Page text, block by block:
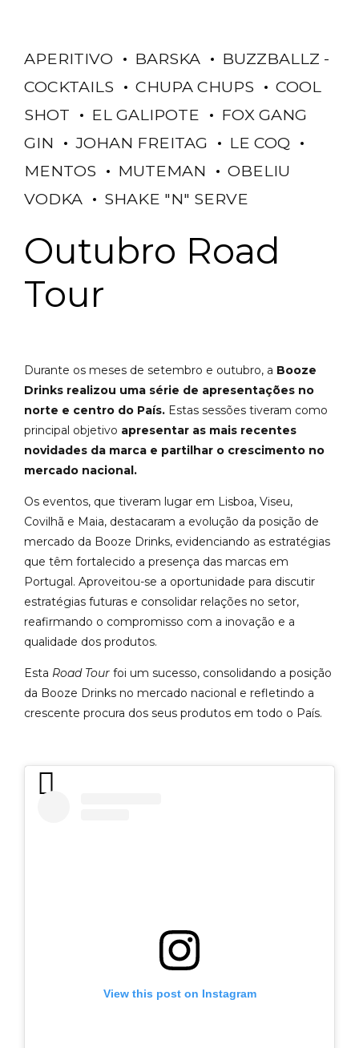
APERITIVO BARSKA
BUZZBALLZ -
COCKTAILS
CHUPA CHUPS
COOL
SHOT
EL GALIPOTE
FOX GANG
GIN
JOHAN FREITAG
LE COQ
MENTOS
MUTEMAN
OBELIU
VODKA
SHAKE "N" SERVE
Outubro Road
Tour
Durante os meses de setembro e outubro, a Booze
Drinks realizou uma série de apresentações no
norte e centro do País. Estas sessões tiveram como
principal objetivo apresentar as mais recentes
novidades da marca e partilhar o crescimento no
mercado nacional.
Os eventos, que tiveram lugar em Lisboa, Viseu,
Covilhã e Maia, destacaram a evolução da posição de
mercado da Booze Drinks, evidenciando as estratégias
que têm fortalecido a presença das marcas em
Portugal. Aproveitou-se a oportunidade para discutir
estratégias futuras e consolidar relações no setor,
reafirmando o compromisso com a inovação e a
qualidade dos produtos.
Esta Road Tour foi um sucesso, consolidando a posição
da Booze Drinks no mercado nacional e refletindo a
crescente procura dos seus produtos em todo o País.
View this post on Instagram